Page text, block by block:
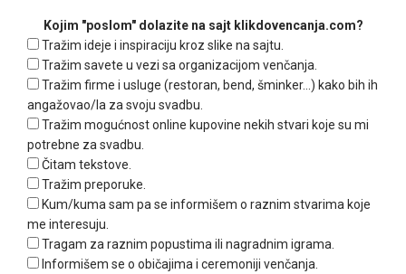
Kojim "poslom" dolazite na sajt klikdovencanja.com?
Tražim ideje i inspiraciju kroz slike na sajtu.
Tražim savete u vezi sa organizacijom venčanja.
Tražim firme i usluge (restoran, bend, šminker...) kako bih ih
angažovao/la za svoju svadbu.
Tražim mogućnost online kupovine nekih stvari koje su mi
potrebne za svadbu.
Čitam tekstove.
Tražim preporuke.
Kum/kuma sam pa se informišem o raznim stvarima koje
me interesuju.
Tragam za raznim popustima ili nagradnim igrama.
Informišem se o običajima i ceremoniji venčanja.